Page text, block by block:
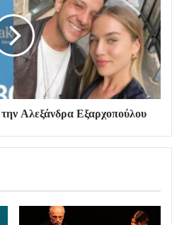
Αλεξάνδρα Εξαρχοπούλου